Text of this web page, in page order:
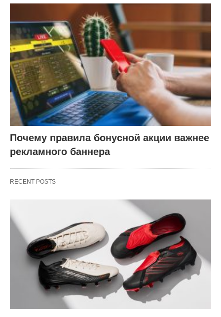
Почему правила бонусной акции важнее
рекламного баннера
RECENT POSTS